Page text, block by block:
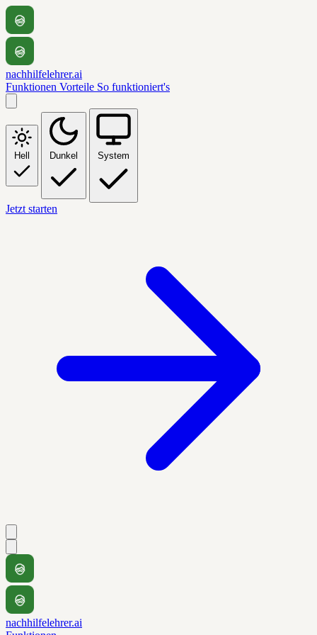
nachhilfelehrer.ai
Funktionen Vorteile So funktioniert's
Hell Dunkel System
Jetzt starten
nachhilfelehrer.ai